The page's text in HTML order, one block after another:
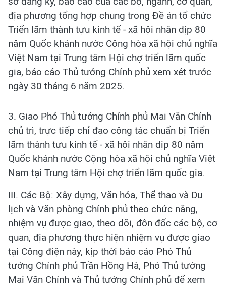
địa phương tổng hợp chung trong Đề án tổ chức
Triển lãm thành tựu kinh tế - xã hội nhân dịp 80
năm Quốc khánh nước Cộng hòa xã hội chủ nghĩa
Việt Nam tại Trung tâm Hội chợ triển lãm quốc
gia, báo cáo Thủ tướng Chính phủ xem xét trước
ngày 30 tháng 6 năm 2025.
3. Giao Phó Thủ tướng Chính phủ Mai Văn Chính
chủ trì, trực tiếp chỉ đạo công tác chuẩn bị Triển
lãm thành tựu kinh tế - xã hội nhân dịp 80 năm
Quốc khánh nước Cộng hòa xã hội chủ nghĩa Việt
Nam tại Trung tâm Hội chợ triển lãm quốc gia.
III. Các Bộ: Xây dựng, Văn hóa, Thể thao và Du
lịch và Văn phòng Chính phủ theo chức năng,
nhiệm vụ được giao, theo dõi, đôn đốc các bộ, cơ
quan, địa phương thực hiện nhiệm vụ được giao
tại Công điện này, kịp thời báo cáo Phó Thủ
tướng Chính phủ Trần Hồng Hà, Phó Thủ tướng
Mai Văn Chính và Thủ tướng Chính phủ để xem